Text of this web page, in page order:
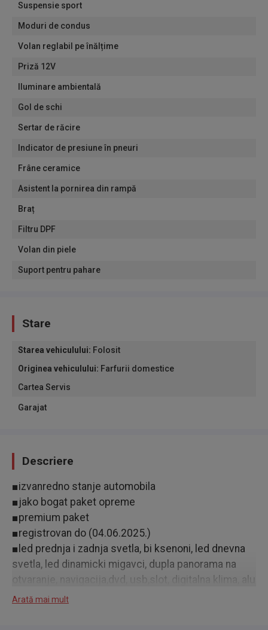
Suspensie sport
Moduri de condus
Volan reglabil pe înălțime
Priză 12V
Iluminare ambientală
Gol de schi
Sertar de răcire
Indicator de presiune în pneuri
Frâne ceramice
Asistent la pornirea din rampă
Braț
Filtru DPF
Volan din piele
Suport pentru pahare
Stare
Starea vehiculului: Folosit
Originea vehiculului: Farfurii domestice
Cartea Servis
Garajat
Descriere
■izvanredno stanje automobila
■jako bogat paket opreme
■premium paket
■registrovan do (04.06.2025.)
■led prednja i zadnja svetla, bi ksenoni, led dnevna
svetla, led dinamicki migavci, dupla panorama na
otvaranje, navigacija,dvd, usb,slot, digitalna klima, alu
felne, premium kombinova sedista koza/stof,
Arată mai mult